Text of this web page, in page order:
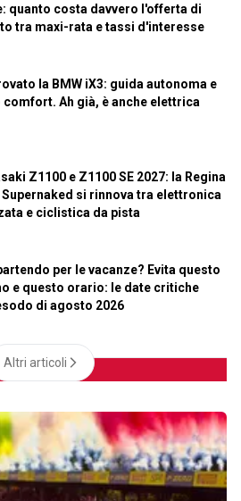
quanto costa davvero l'offerta di
tra maxi-rata e tassi d'interesse
la BMW iX3: guida autonoma e
comfort. Ah già, è anche elettrica
Z1100 e Z1100 SE 2027: la Regina
si rinnova tra elettronica
e ciclistica da pista
per le vacanze? Evita questo
e questo orario: le date critiche
di agosto 2026
Altri articoli